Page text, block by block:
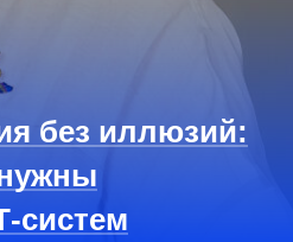
без иллюзий:
систем